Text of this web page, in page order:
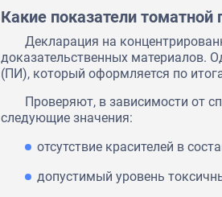
Какие показатели
Декларация на
доказательственных материалов.
(ПИ), который оформляется по
Проверяют, в зависимости от
следующие значения:
отсутствие красителей в
допустимый уровень